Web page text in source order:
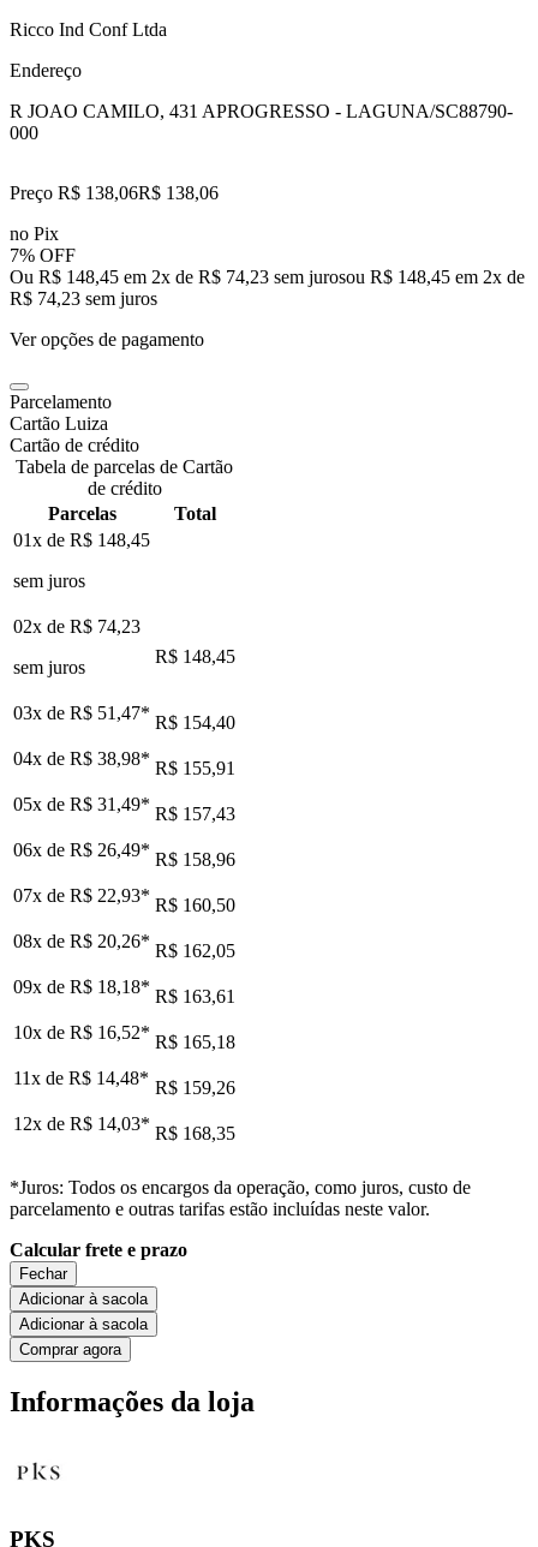
Ricco Ind Conf Ltda
Endereço
R JOAO CAMILO, 431 APROGRESSO - LAGUNA/SC88790-
000
Preço R$ 138,06R$ 138,06
no Pix
7% OFF
Ou R$ 148,45 em 2x de R$ 74,23 sem jurosou R$ 148,45 em 2x de
R$ 74,23 sem juros
Ver opções de pagamento
Parcelamento
Cartão Luiza
Cartão de crédito
Tabela de parcelas de Cartão
de crédito
Parcelas
Total
01x de R$ 148,45
sem juros
02x de R$ 74,23
sem juros
R$ 148,45
03x de R$ 51,47* R$ 154,40
04x de R$ 38,98* R$ 155,91
05x de R$ 31,49* R$ 157,43
06x de R$ 26,49* R$ 158,96
07x de R$ 22,93* R$ 160,50
08x de R$ 20,26* R$ 162,05
09x de R$ 18,18* R$ 163,61
10x de R$ 16,52* R$ 165,18
11x de R$ 14,48* R$ 159,26
12x de R$ 14,03* R$ 168,35
*Juros: Todos os encargos da operação, como juros, custo de
parcelamento e outras tarifas estão incluídas neste valor.
Calcular frete e prazo
Fechar
Adicionar à sacola
Adicionar à sacola
Comprar agora
Informações da loja
PKS